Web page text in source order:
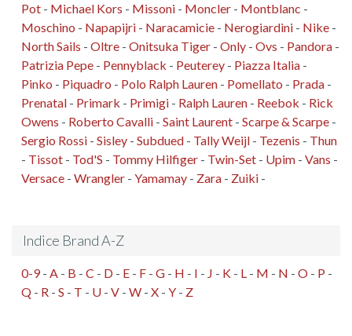
Pot - Michael Kors - Missoni - Moncler - Montblanc -
Moschino - Napapijri - Naracamicie - Nerogiardini - Nike -
North Sails - Oltre - Onitsuka Tiger - Only - Ovs - Pandora -
Patrizia Pepe - Pennyblack - Peuterey - Piazza Italia -
Pinko - Piquadro - Polo Ralph Lauren - Pomellato - Prada -
Prenatal - Primark - Primigi - Ralph Lauren - Reebok - Rick
Owens - Roberto Cavalli - Saint Laurent - Scarpe & Scarpe -
Sergio Rossi - Sisley - Subdued - Tally Weijl - Tezenis - Thun
- Tissot - Tod'S - Tommy Hilfiger - Twin-Set - Upim - Vans -
Versace - Wrangler - Yamamay - Zara - Zuiki -
Indice Brand A-Z
0-9- A - B - C - D - E - F - G - H - I - J - K - L - M - N - O - P -
Q - R - S - T - U - V - W - X - Y - Z